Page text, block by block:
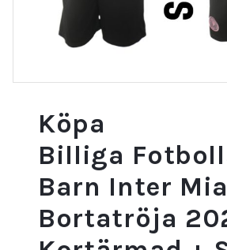
Köpa
Billiga
Barn Inter
Bortatröja